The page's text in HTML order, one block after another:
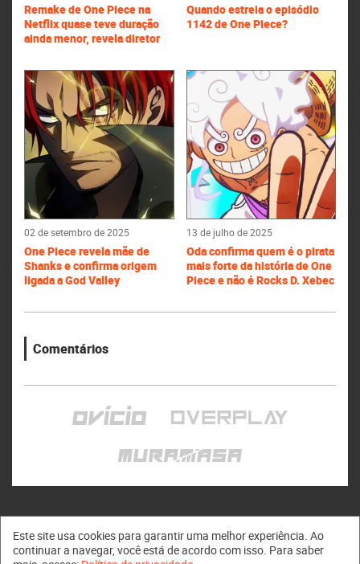
Remake de One Piece na
Netflix quase teve duração
ainda menor, revela diretor
Quando estreia o episódio
1142 de One Piece?
02 de setembro de 2025
One Piece revela mãe de
Shanks e confirma origem
ligada a God Valley
13 de julho de 2025
Oda confirma quem é o pirata
mais forte da história de One
Piece e não é Rocks D. Xebec
Comentários
Este site usa cookies para garantir uma melhor experiência. Ao
continuar a navegar, você está de acordo com isso. Para saber